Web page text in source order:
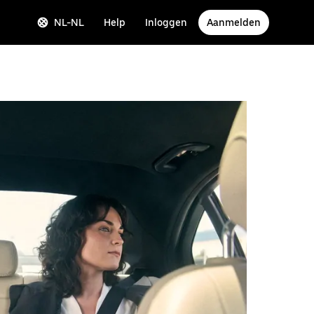
NL-NL Help Inloggen Aanmelden